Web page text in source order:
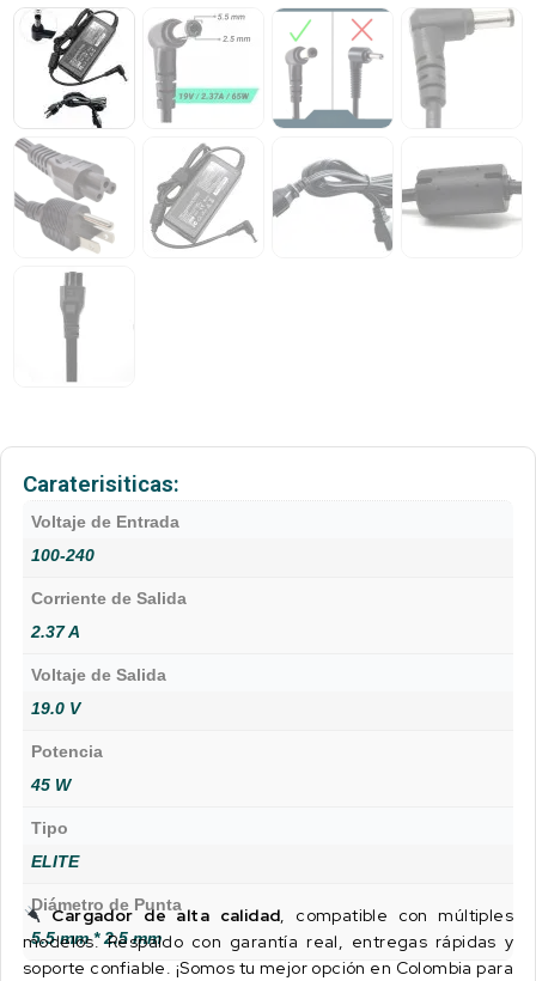
Caraterisiticas:
Voltaje de Entrada
100-240
Corriente de Salida
2.37 A
Voltaje de Salida
19.0 V
Potencia
45 W
Tipo
ELITE
Diámetro de Punta
5.5 mm * 2.5 mm
Cargador de alta calidad, compatible con múltiples
modelos. Respaldo con garantía real, entregas rápidas y
soporte confiable. ¡Somos tu mejor opción en Colombia para